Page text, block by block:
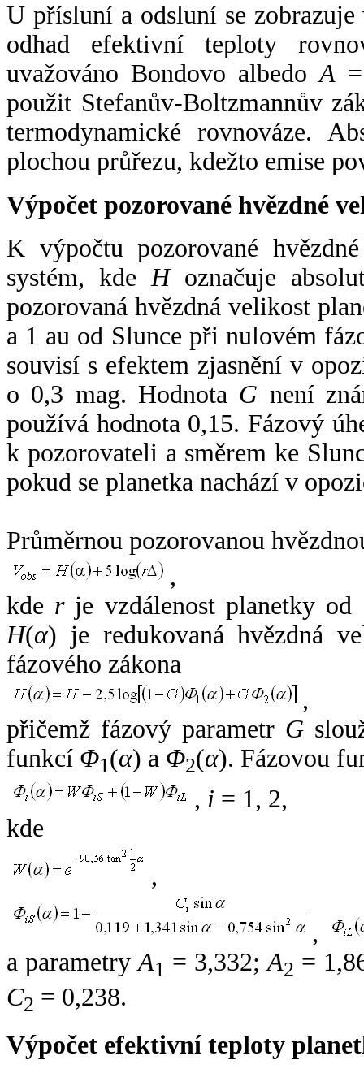
U přísluní a odsluní se
odhad efektivní teploty
uvažováno Bondovo albedoA
použit Stefanův-Boltzmannův
termodynamické rovnováze.
plochou průřezu, kdežto emise
Výpočet pozorované hvězdné
K výpočtu pozorované
systém, kde Hoznačuje
pozorovaná hvězdná velikost
a 1 au od Slunce při nulovém
souvisí s efektem zjasnění v
o 0,3 mag. Hodnota G není
používá hodnota 0,15. Fázový
k pozorovateli a směrem ke
pokud se planetka nachází v
Průměrnou pozorovanou
,
kde rje vzdálenost planetky od
H(α) je redukovaná hvězdná
fázového zákona
,
přičemž fázový parametr G
funkcí Φ1(α) a Φ2(α). Fázovou
, i = 1, 2,
kde
,
,
a parametryA1 = 3,332;A2 =
C2 = 0,238.
Výpočet efektivní teploty